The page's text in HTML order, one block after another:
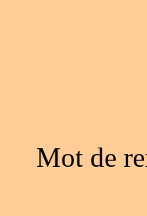
Mot de